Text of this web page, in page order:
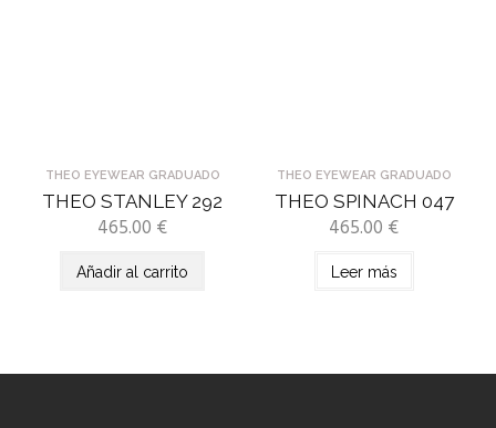
THEO EYEWEAR GRADUADO
THEO STANLEY 292
465.00 €
Añadir al carrito
THEO EYEWEAR GRADUADO
THEO SPINACH 047
465.00 €
Leer más